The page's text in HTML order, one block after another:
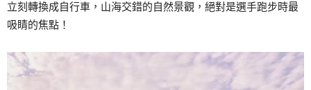
立刻轉換成自行車，山海交錯的自然景觀，絕對是選手跑步時最
吸睛的焦點！